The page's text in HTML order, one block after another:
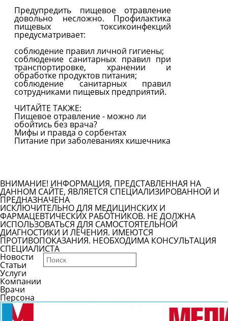
Предупредить пищевое отравление
довольно несложно. Профилактика
пищевых токсикоинфекций
предусматривает:
соблюдение правил личной гигиены;
соблюдение санитарных правил при
транспортировке, хранении и
обработке продуктов питания;
соблюдение санитарных правил
сотрудниками пищевых предприятий.
ЧИТАЙТЕ ТАКЖЕ:
Пищевое отравление - можно ли
обойтись без врача?
Мифы и правда о сорбентах
Питание при заболеваниях кишечника
ВНИМАНИЕ! ИНФОРМАЦИЯ, ПРЕДСТАВЛЕННАЯ НА
ДАННОМ САЙТЕ, ЯВЛЯЕТСЯ СПЕЦИАЛИЗИРОВАННОЙ И
ПРЕДНАЗНАЧЕНА
ИСКЛЮЧИТЕЛЬНО ДЛЯ МЕДИЦИНСКИХ И
ФАРМАЦЕВТИЧЕСКИХ РАБОТНИКОВ. НЕ ДОЛЖНА
ИСПОЛЬЗОВАТЬСЯ ДЛЯ САМОСТОЯТЕЛЬНОЙ
ДИАГНОСТИКИ И ЛЕЧЕНИЯ. ИМЕЮТСЯ
ПРОТИВОПОКАЗАНИЯ. НЕОБХОДИМА КОНСУЛЬТАЦИЯ
СПЕЦИАЛИСТА
Новости
Статьи
Услуги
Компании
Врачи
Персона